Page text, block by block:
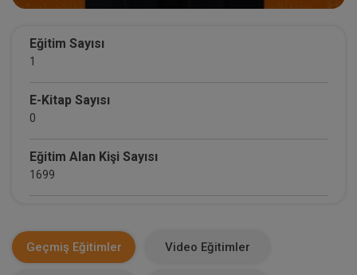
Eğitim Sayısı
1
E-Kitap Sayısı
0
Eğitim Alan Kişi Sayısı
1699
0
Geçmiş Eğitimler Video Eğitimler